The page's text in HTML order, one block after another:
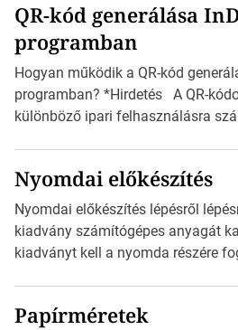
mutatja az A4-es papírlaphoz
észak-amerikai boríték méretére az
vonatkozik. Boríték méretének
QR-kód generálása
programban
Hogyan működik a QR-kód
programban? *Hirdetés A QR-
különböző ipari felhasználásra
okostelefonjára telepíthet egy QR-
alkalmazást, ami leolvasni és
információt és átirányítja a telefon
weblapjára. A QR-kód beolvasása
Nyomdai előkészítés
Nyomdai előkészítés lépésről
kiadvány számítógépes anyagát
kiadványt kell a nyomda részére
Illustratorban készült vektorgrafika.
Papírméretek